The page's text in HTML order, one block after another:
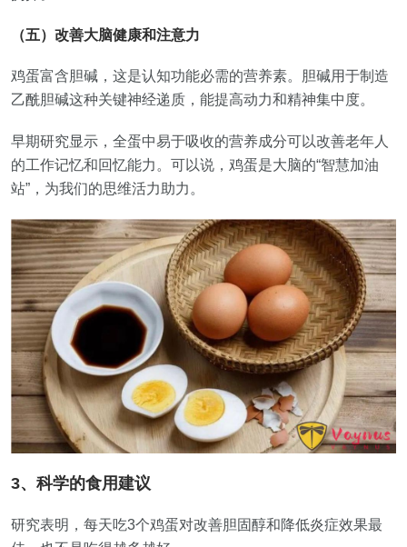
（五）改善大脑健康和注意力
鸡蛋富含胆碱，这是认知功能必需的营养素。胆碱用于制造
乙酰胆碱这种关键神经递质，能提高动力和精神集中度。
早期研究显示，全蛋中易于吸收的营养成分可以改善老年人
的工作记忆和回忆能力。可以说，鸡蛋是大脑的“智慧加油
站”，为我们的思维活力助力。
3、科学的食用建议
研究表明，每天吃3个鸡蛋对改善胆固醇和降低炎症效果最